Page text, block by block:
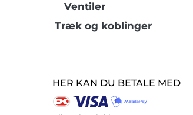
Ventiler
Træk og koblinger
HER KAN DU BETALE MED